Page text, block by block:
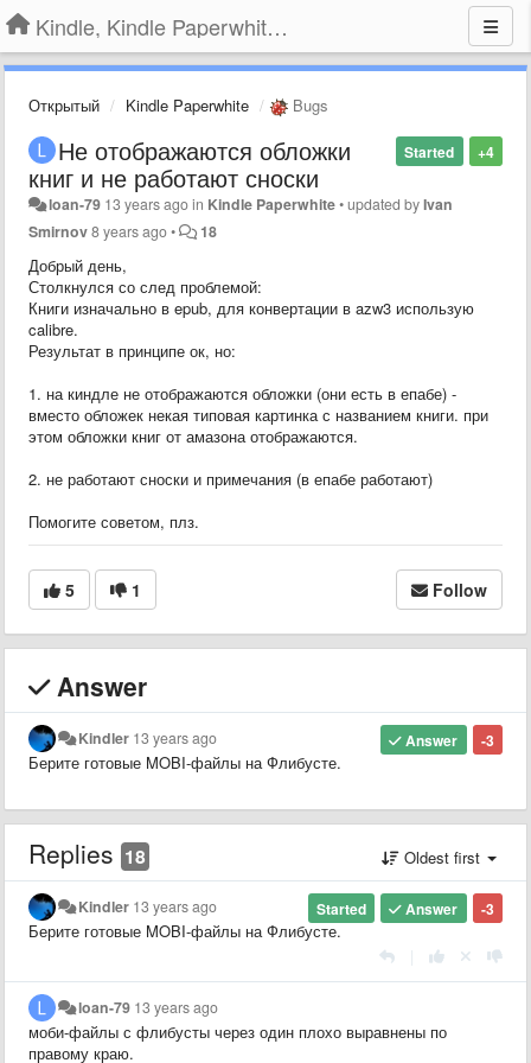
Kindle, Kindle Paperwhite, Kindle Voyage
Открытый Kindle Paperwhite Bugs
+4
Started
Не отображаются обложки
книг и не работают сноски
loan-79 13 years agoin Kindle Paperwhite•updated byIvan
Smirnov8 years ago• 18
Добрый день,
Столкнулся со след проблемой:
Книги изначально в epub, для конвертации в azw3 использую
calibre.
Результат в принципе ок, но:
1. на киндле не отображаются обложки (они есть в епабе) -
вместо обложек некая типовая картинка с названием книги. при
этом обложки книг от амазона отображаются.
2. не работают сноски и примечания (в епабе работают)
Помогите советом, плз.
5 1 Follow
Answer
-3
Answer
Kindler 13 years ago
Берите готовые MOBI-файлы на Флибусте.
Replies 18 Oldest first
-3
Answer
Started
Kindler 13 years ago
Берите готовые MOBI-файлы на Флибусте.
loan-79 13 years ago
моби-файлы с флибусты через один плохо выравнены по
правому краю.